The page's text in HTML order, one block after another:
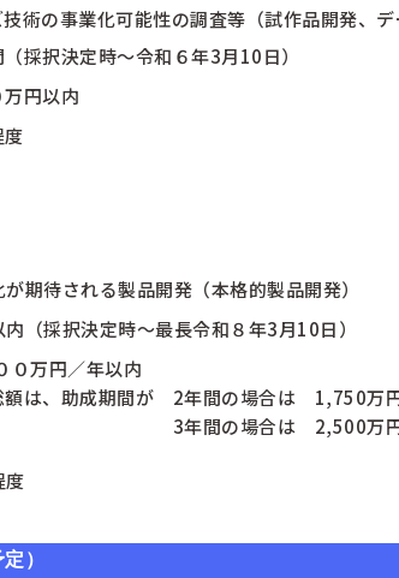
技術の事業化可能性の調査等（試作品開発、
（採択決定時～令和６年3月10日）
万円以内
度
が期待される製品開発（本格的製品開発）
内（採択決定時～最長令和８年3月10日）
０万円／年以内
額は、助成期間が 2年間の場合は 1,750万
3年間の場合は 2,500万
度
）